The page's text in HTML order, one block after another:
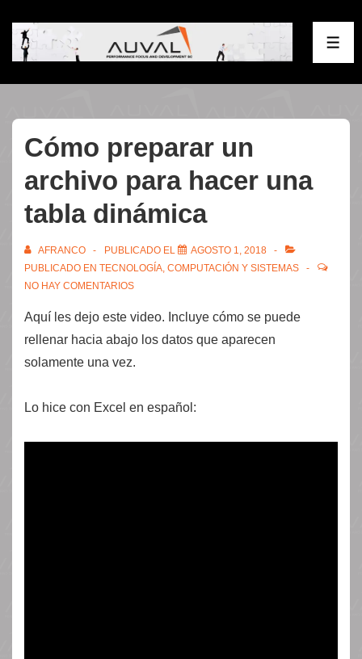
Saltar
Cómo preparar un
archivo para hacer una
tabla dinámica
AFRANCO PUBLICADO EL
AGOSTO 1, 2018
PUBLICADO EN TECNOLOGÍA, COMPUTACIÓN Y SISTEMAS
NO HAY COMENTARIOS
Aquí les dejo este video. Incluye cómo se puede
rellenar hacia abajo los datos que aparecen
solamente una vez.
Lo hice con Excel en español: